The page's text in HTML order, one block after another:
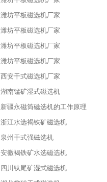
潍坊平板磁选机厂家
潍坊平板磁选机厂家
潍坊平板磁选机厂家
潍坊平板磁选机厂家
西安干式磁选机厂家
湖南锰矿湿式磁选机
新疆永磁筒磁选机的工作原理
浙江水选褐铁矿磁选机
泉州干式强磁选机
安徽褐铁矿水选磁选机
四川钛尾矿湿式磁选机